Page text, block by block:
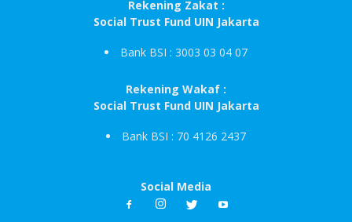
Rekening Zakat :
Social Trust Fund UIN Jakarta
Bank BSI : 3003 03 04 07
Rekening Wakaf :
Social Trust Fund UIN Jakarta
Bank BSI : 70 4126 2437
Social Media